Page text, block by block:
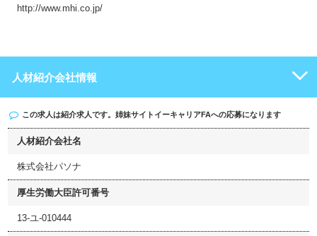
http://www.mhi.co.jp/
人材紹介会社情報
この求人は紹介求人です。姉妹サイト イーキャリアFAへの応募になります
人材紹介会社名
株式会社パソナ
厚生労働大臣許可番号
13-ユ-010444